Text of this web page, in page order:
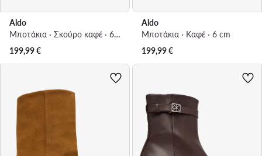
Aldo
Μποτάκια · Σκούρο καφέ · 6 cm
199,99€
Aldo
Μποτάκια · Καφέ · 6 cm
199,99€